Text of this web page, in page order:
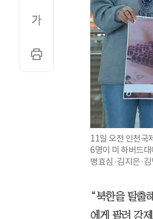
11일 오전 인천국
6명이 미 하버드
맹효심·김지은·
“북한을 탈출
에게 팔려 강